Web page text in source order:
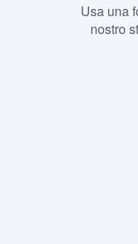
Usa una
nostro